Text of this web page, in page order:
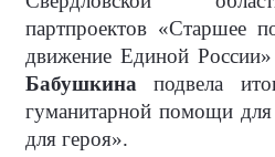
партпроектов «Старшее
движение Единой
Бабушкина подвела
гуманитарной помощи
для героя».